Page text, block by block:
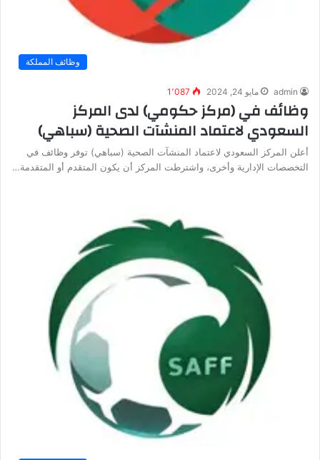
وظائف المملكة
admin مايو 24, 2024 1٬087
وظائف في (مركز حكومي) لدى المركز
السعودي لاعتماد المنشآت الصحية (سباهي)
أعلن المركز السعودي لاعتماد المنشآت الصحية (سباهي) توفر وظائف في
التخصصات الإدارية وأخرى، واشترطت المركز أن يكون المتقدم أو المتقدمة…